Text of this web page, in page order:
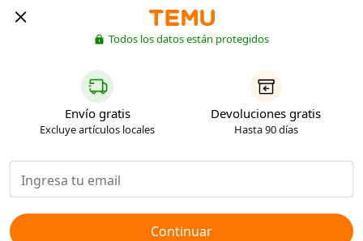
Todos los datos están protegidos
Envío gratis
Excluye artículos locales
Devoluciones gratis
Hasta 90 días
Continuar